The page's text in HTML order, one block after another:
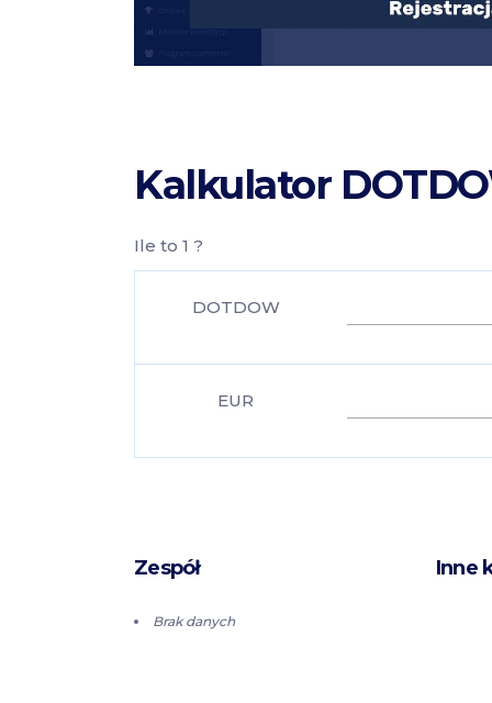
Kalkulator
Ile to 1 ?
DOTDOW
EUR
Zespół
Brak danych
Inne